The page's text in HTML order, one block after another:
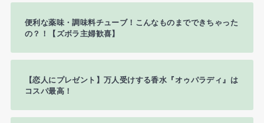
便利な薬味・調味料チューブ！こんなものまでできちゃった
の？！【ズボラ主婦歓喜】
【恋人にプレゼント】万人受けする香水『オゥパラディ』は
コスパ最高！